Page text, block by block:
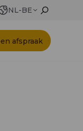
NL-BE
afspraak